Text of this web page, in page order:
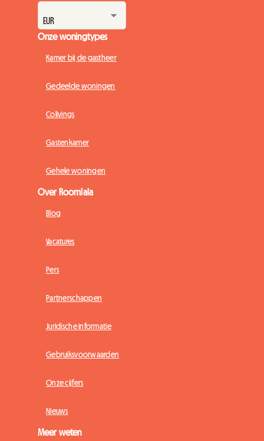
Onze woningtypes
Kamer bij de gastheer
Gedeelde woningen
Colivings
Gastenkamer
Gehele woningen
Over Roomlala
Blog
Vacatures
Pers
Partnerschappen
Juridische informatie
Gebruiksvoorwaarden
Onze cijfers
Nieuws
Meer weten